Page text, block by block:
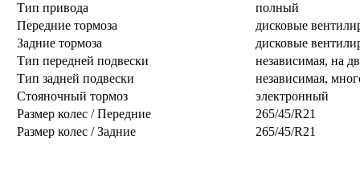
Тип привода
полный
Передние тормоза
дисковые
Задние тормоза
дисковые
Тип передней подвески
независимая, на
Тип задней подвески
независимая,
Стояночный тормоз
электронный
Размер колес / Передние
265/45/R21
Размер колес / Задние
265/45/R21